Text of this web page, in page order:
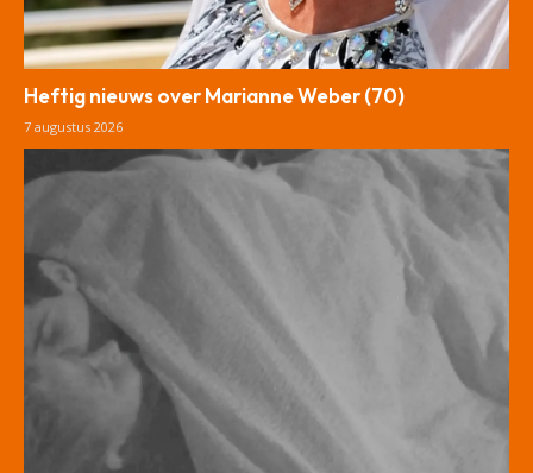
Heftig nieuws over Marianne Weber (70)
7 augustus 2026